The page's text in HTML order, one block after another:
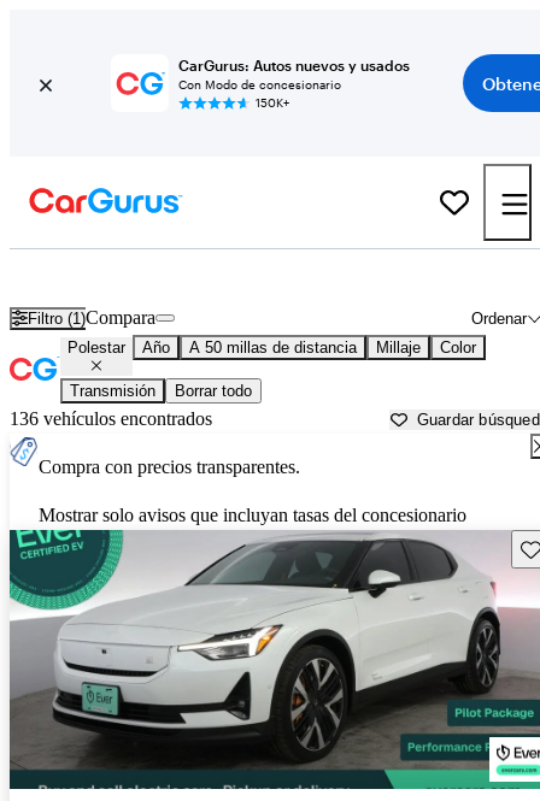
CarGurus: Autos nuevos y usados
Con Modo de concesionario
150K+
Filtro (1) Ordenar
Compara
Polestar Año A 50 millas de distancia Millaje Color
Transmisión Borrar todo
136 vehículos encontrados Guardar
Compra con precios transparentes.
Mostrar solo avisos que incluyan tasas del concesionario